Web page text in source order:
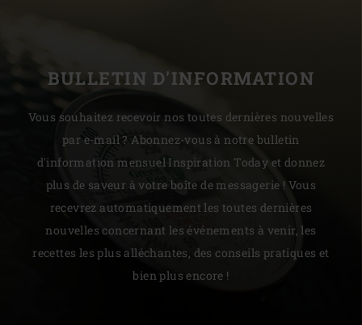
BULLETIN D'INFORMATION
Vous souhaitez recevoir nos toutes dernières nouvelles
par e-mail ? Abonnez-vous à notre bulletin
d'information mensuel Inspiration Today et donnez
plus de saveur à votre boîte de messagerie ! Vous
recevrez automatiquement les toutes dernières
nouvelles concernant les événements à venir, les
recettes les plus alléchantes, des conseils pratiques et
bien plus encore !